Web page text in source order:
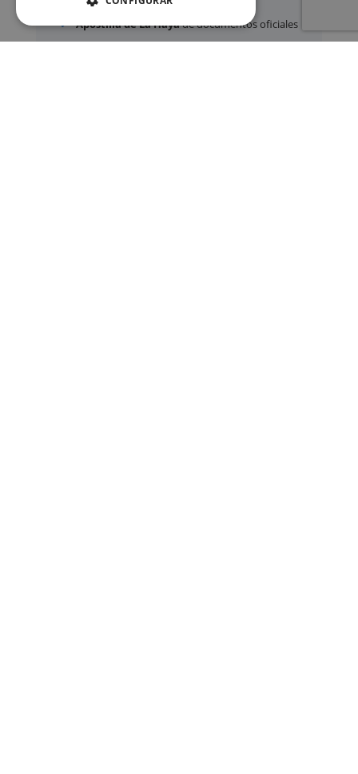
Apostilla de La Hayade documentos oficiales
Legalizaciónde certificados